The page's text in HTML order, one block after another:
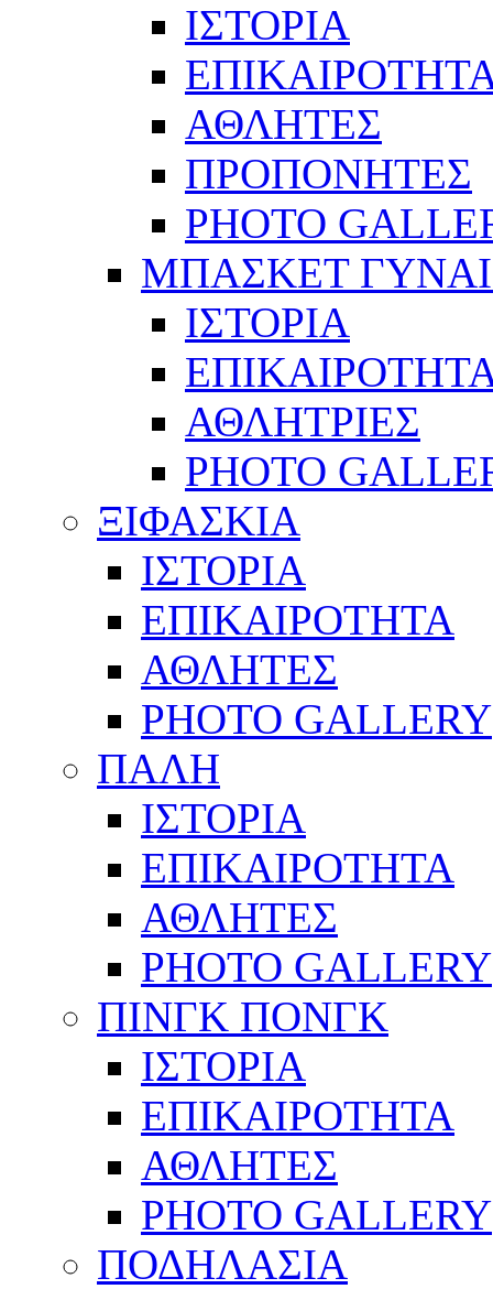
ΙΣΤΟΡΙΑ
ΑΘΛΗΤΕΣ
ΠΡΟΠΟΝΗΤΕΣ
PHOTO
ΜΠΑΣΚΕΤ
ΙΣΤΟΡΙΑ
ΑΘΛΗΤΡΙΕΣ
PHOTO
ΞΙΦΑΣΚΙΑ
ΙΣΤΟΡΙΑ
ΕΠΙΚΑΙΡΟΤΗΤΑ
ΑΘΛΗΤΕΣ
PHOTO GALLERY
ΠΑΛΗ
ΙΣΤΟΡΙΑ
ΕΠΙΚΑΙΡΟΤΗΤΑ
ΑΘΛΗΤΕΣ
PHOTO GALLERY
ΠΙΝΓΚ ΠΟΝΓΚ
ΙΣΤΟΡΙΑ
ΕΠΙΚΑΙΡΟΤΗΤΑ
ΑΘΛΗΤΕΣ
PHOTO GALLERY
ΠΟΔΗΛΑΣΙΑ